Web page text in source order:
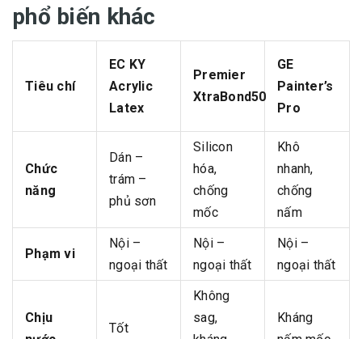
phổ biến khác
Tiêu chí
EC KY
Acrylic
Latex
Premier
XtraBond50
GE
Painter’s
Pro
Chức
năng
Dán –
trám –
phủ sơn
Silicon
hóa,
chống
mốc
Khô
nhanh,
chống
nấm
Phạm vi
Nội –
ngoại thất
Nội –
ngoại thất
Nội –
ngoại thất
Chịu
Tốt
Không
sag,
Kháng